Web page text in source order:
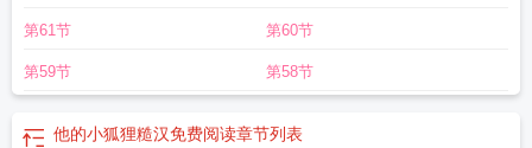
肉 他的小狐狸番外 他的小狐狸在线阅读
第61节 第60节
第59节 第58节
他的小狐狸糙汉免费阅读章节列表